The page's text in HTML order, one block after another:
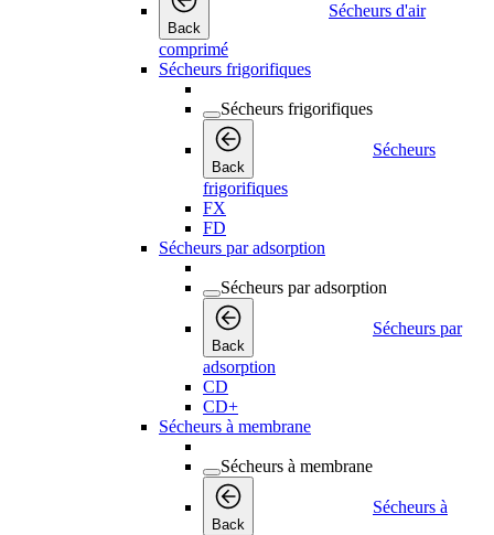
Back
Sécheurs d'air
comprimé
Sécheurs frigorifiques
Sécheurs frigorifiques
Back
Sécheurs
frigorifiques
FX
FD
Sécheurs par adsorption
Sécheurs par adsorption
Back
Sécheurs par
adsorption
CD
CD+
Sécheurs à membrane
Sécheurs à membrane
Back
Sécheurs à